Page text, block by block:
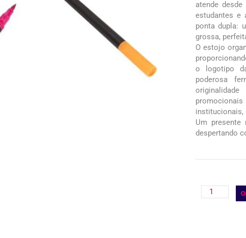
atende
estudantes e
ponta dupla:
grossa,
O estojo
o logotipo
poderosa
institucionais,
Um presente
despertando